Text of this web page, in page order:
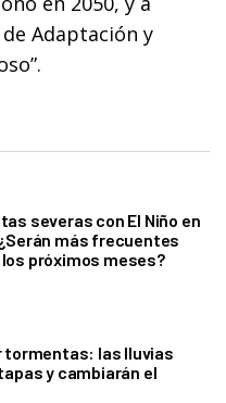
Adaptación y
severas con El Niño en
más frecuentes
próximos meses?
tormentas: las lluvias
y cambiarán el